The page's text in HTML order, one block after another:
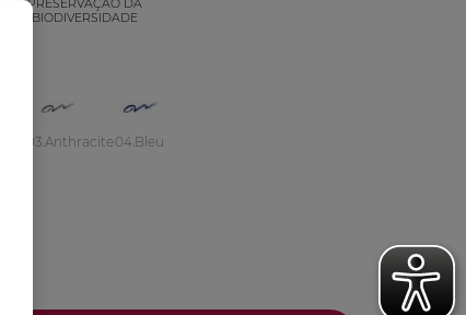
PRESERVAÇÃO DA
BIODIVERSIDADE
03.Anthracite04.Bleu